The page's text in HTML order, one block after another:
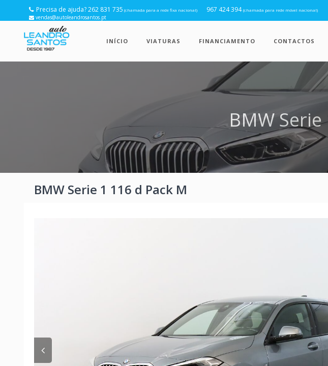
Precisa de ajuda? 262 831 735 (chamada para a rede fixa nacional) 967 424 394(chamada para rede móvel nacional)
vendas@autoleandrosantos.pt
INÍCIO VIATURAS FINANCIAMENTO CONTACTOS
BMW
BMW Serie 1 116 d Pack M